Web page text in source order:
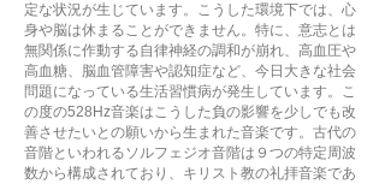
定な状況が生じています。こうした環境下では、心
身や脳は休まることができません。特に、意志とは
無関係に作動する自律神経の調和が崩れ、高血圧や
高血糖、脳血管障害や認知症など、今日大きな社会
問題になっている生活習慣病が発生しています。こ
の度の528Hz音楽はこうした負の影響を少しでも改
善させたいとの願いから生まれた音楽です。古代の
音階といわれるソルフェジオ音階は９つの特定周波
数から構成されており、キリスト教の礼拝音楽であ